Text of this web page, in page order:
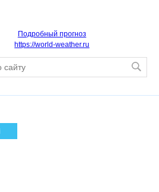
Подробный прогноз
https://world-weather.ru